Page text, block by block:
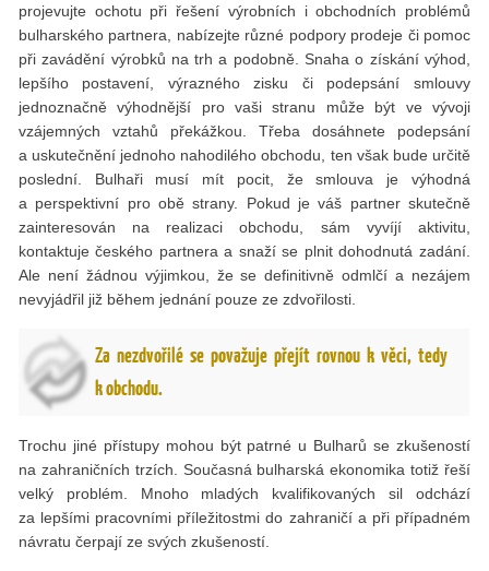
projevujte ochotu při řešení výrobních i obchodních problémů
bulharského partnera, nabízejte různé podpory prodeje či pomoc
při zavádění výrobků na trh a podobně. Snaha o získání výhod,
lepšího postavení, výrazného zisku či podepsání smlouvy
jednoznačně výhodnější pro vaši stranu může být ve vývoji
vzájemných vztahů překážkou. Třeba dosáhnete podepsání
a uskutečnění jednoho nahodilého obchodu, ten však bude určitě
poslední. Bulhaři musí mít pocit, že smlouva je výhodná
a perspektivní pro obě strany. Pokud je váš partner skutečně
zainteresován na realizaci obchodu, sám vyvíjí aktivitu,
kontaktuje českého partnera a snaží se plnit dohodnutá zadání.
Ale není žádnou výjimkou, že se definitivně odmlčí a nezájem
nevyjádřil již během jednání pouze ze zdvořilosti.
Za nezdvořilé se považuje přejít rovnou k věci, tedy
k obchodu.
Trochu jiné přístupy mohou být patrné u Bulharů se zkušeností
na zahraničních trzích. Současná bulharská ekonomika totiž řeší
velký problém. Mnoho mladých kvalifikovaných sil odchází
za lepšími pracovními příležitostmi do zahraničí a při případném
návratu čerpají ze svých zkušeností.